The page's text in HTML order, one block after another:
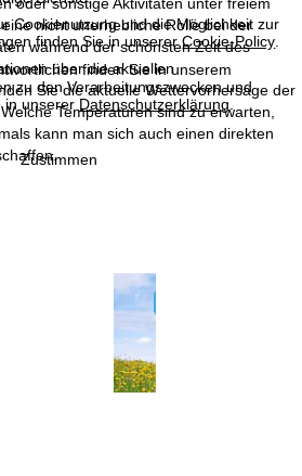
Cookienutzung und die Möglichkeit zur
finden Sie in unsererCookie-Policy.
finden Sie in unserem
zu den Verarbeitungszwecken und
in unserer Datenschutzerklärung.
Zustimmen
nicht unerhebliche Rolle bei der
während der schönsten Zeit des
über die aktuellen
Sie die aktuelle Wettervorhersage der
Temperaturen sind zu erwarten,
kann man sich auch einen direkten